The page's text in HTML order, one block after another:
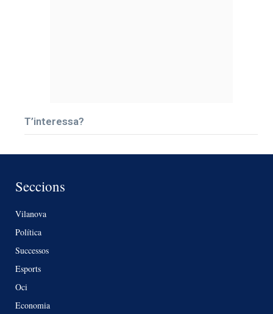
T’interessa?
Seccions
Vilanova
Política
Successos
Esports
Oci
Economia